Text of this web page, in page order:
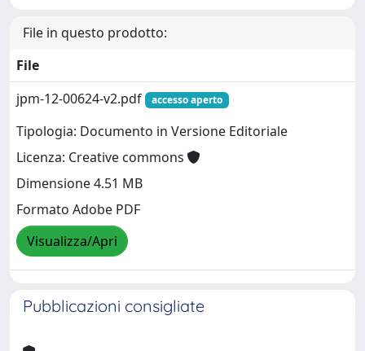
File in questo prodotto:
File
jpm-12-00624-v2.pdf
accesso aperto
Tipologia: Documento in Versione Editoriale
Licenza: Creative commons
Dimensione 4.51 MB
Formato Adobe PDF
Visualizza/Apri
Pubblicazioni consigliate